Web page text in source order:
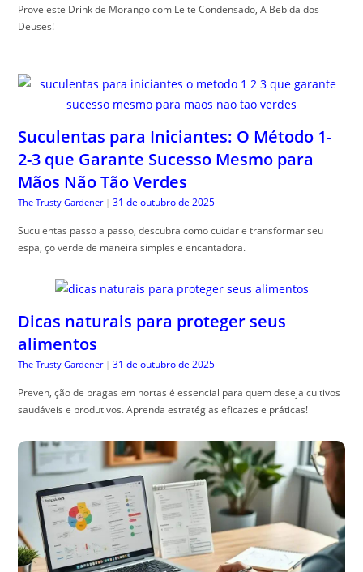
Prove este Drink de Morango com Leite Condensado, A Bebida dos
Deuses!
Suculentas para Iniciantes: O Método 1-
2-3 que Garante Sucesso Mesmo para
Mãos Não Tão Verdes
The Trusty Gardener | 31 de outubro de 2025
Suculentas passo a passo, descubra como cuidar e transformar seu
espa, ço verde de maneira simples e encantadora.
Dicas naturais para proteger seus
alimentos
The Trusty Gardener | 31 de outubro de 2025
Preven, ção de pragas em hortas é essencial para quem deseja cultivos
saudáveis e produtivos. Aprenda estratégias eficazes e práticas!